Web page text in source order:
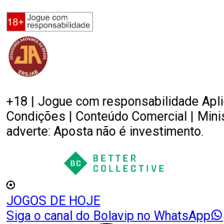
+18 | Jogue com responsabilidade
Condições | Conteúdo Comercial |
adverte: Aposta não é investimento.
JOGOS DE HOJE
Siga o canal do Bolavip no WhatsApp